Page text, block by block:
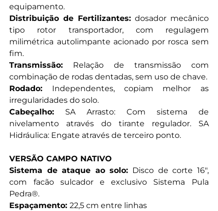
equipamento.
Distribuição de Fertilizantes: dosador mecânico
tipo rotor transportador, com regulagem
milimétrica autolimpante acionado por rosca sem
fim.
Transmissão: Relação de transmissão com
combinação de rodas dentadas, sem uso de chave.
Rodado: Independentes, copiam melhor as
irregularidades do solo.
Cabeçalho: SA Arrasto: Com sistema de
nivelamento através do tirante regulador. SA
Hidráulica: Engate através de terceiro ponto.
VERSÃO CAMPO NATIVO
Sistema de ataque ao solo: Disco de corte 16",
com facão sulcador e exclusivo Sistema Pula
Pedra®.
Espaçamento:22,5 cm entre linhas